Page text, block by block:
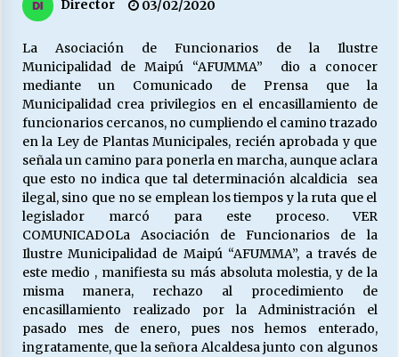
MUNICIPALIDAD, TRABAJADORES, CLIMA
LABORAL:
13/07/2026
Escuela hospitalaria El Carmen de Maipu.
25/06/2026
¿Qué habrían dicho?
23/06/2026
VOLVER A SER ALTERNATIVA
16/06/2026
Director 03/02/2020
La Asociación de Funcionarios de la Ilustre
Municipalidad de Maipú “AFUMMA” dio a conocer
mediante un Comunicado de Prensa que la
Municipalidad crea privilegios en el encasillamiento de
funcionarios cercanos, no cumpliendo el camino trazado
en la Ley de Plantas Municipales, recién aprobada y que
señala un camino para ponerla en marcha, aunque aclara
que esto no indica que tal determinación alcaldicia sea
ilegal, sino que no se emplean los tiempos y la ruta que el
legislador marcó para este proceso. VER
COMUNICADOLa Asociación de Funcionarios de la
Ilustre Municipalidad de Maipú “AFUMMA”, a través de
este medio , manifiesta su más absoluta molestia, y de la
misma manera, rechazo al procedimiento de
encasillamiento realizado por la Administración el
pasado mes de enero, pues nos hemos enterado,
ingratamente, que la señora Alcaldesa junto con algunos